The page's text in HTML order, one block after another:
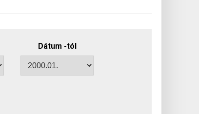
Dátum -tól